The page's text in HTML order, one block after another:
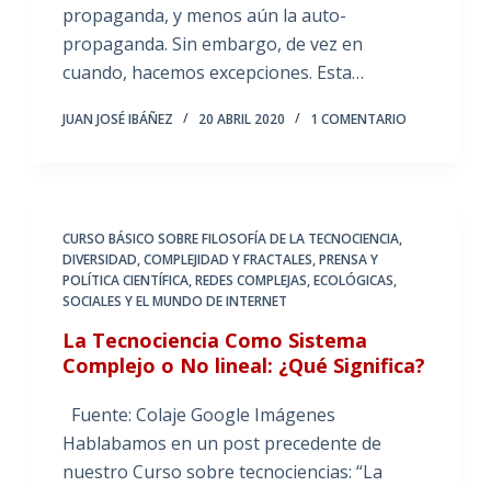
propaganda, y menos aún la auto-
propaganda. Sin embargo, de vez en
cuando, hacemos excepciones. Esta…
JUAN JOSÉ IBÁÑEZ 20 ABRIL 2020 1 COMENTARIO
CURSO BÁSICO SOBRE FILOSOFÍA DE LA TECNOCIENCIA,
DIVERSIDAD, COMPLEJIDAD Y FRACTALES,PRENSA Y
POLÍTICA CIENTÍFICA,REDES COMPLEJAS, ECOLÓGICAS,
SOCIALES Y EL MUNDO DE INTERNET
La Tecnociencia Como Sistema
Complejo o No lineal: ¿Qué Significa?
Fuente: Colaje Google Imágenes
Hablabamos en un post precedente de
nuestro Curso sobre tecnociencias: “La